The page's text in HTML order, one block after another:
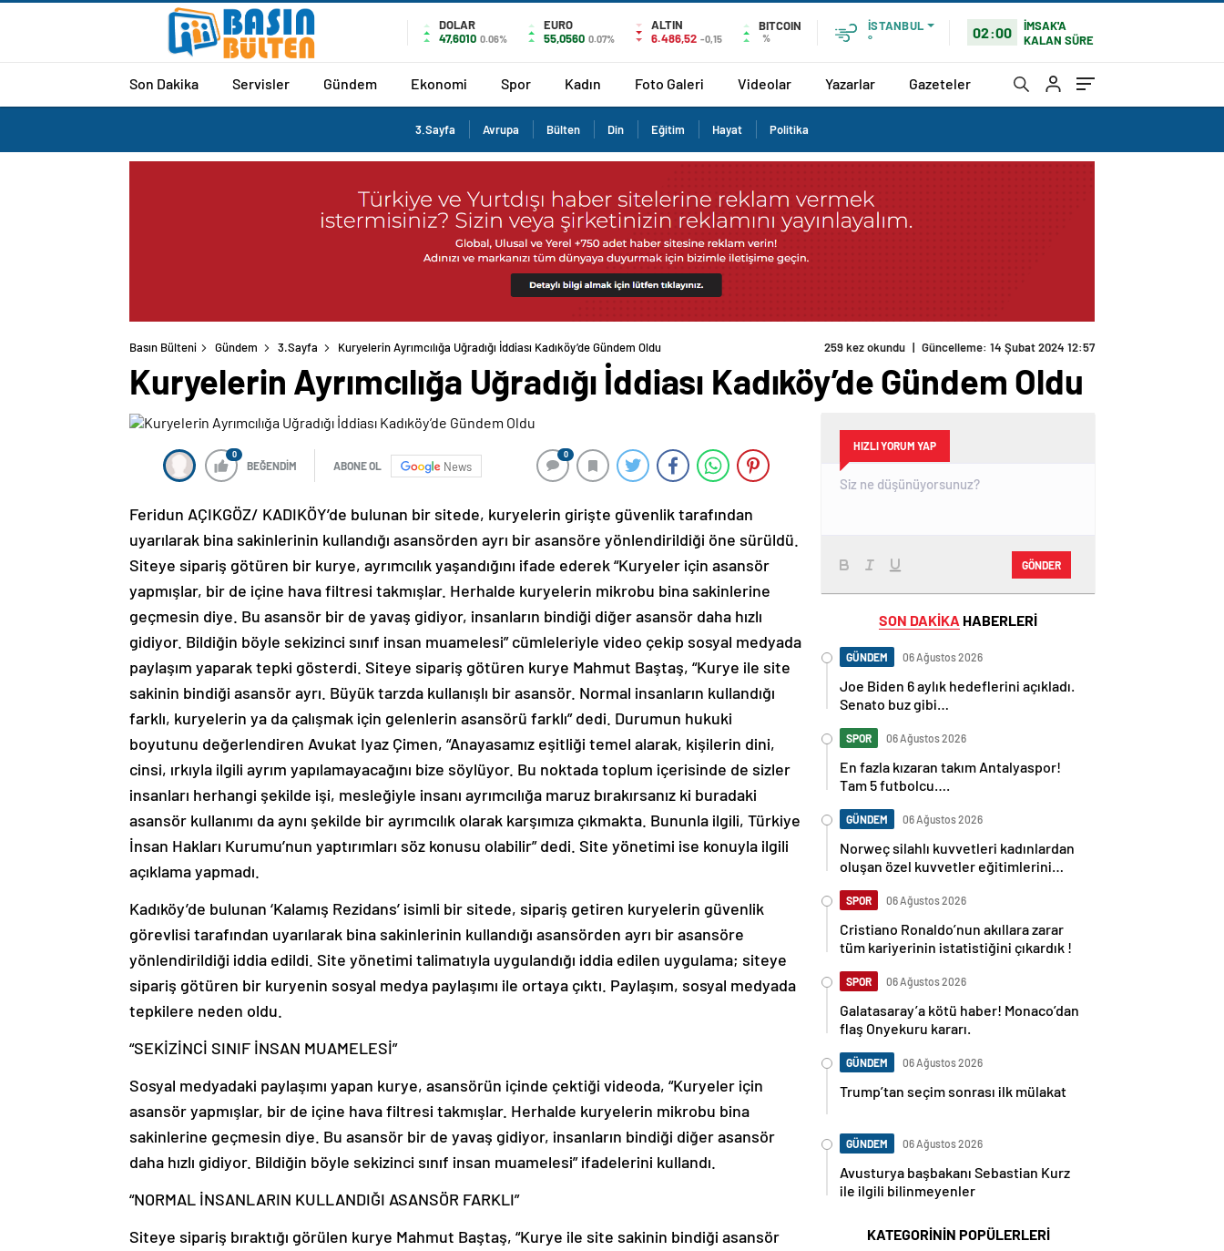
DOLAR
47,6010 0.06%
EURO
55,0560 0.07%
ALTIN
6.486,52 -0,15
BITCOIN
%
İSTANBUL
°
02:00
İMSAK'A
KALAN SÜRE
Son Dakika Servisler Gündem Ekonomi Spor Kadın Foto Galeri Videolar Yazarlar Gazeteler
3.Sayfa Avrupa Bülten Din Eğitim Hayat Politika
Basın Bülteni Gündem 3.Sayfa Kuryelerin Ayrımcılığa Uğradığı İddiası Kadıköy’de Gündem Oldu 259 kez okundu | Güncelleme: 14 Şubat 2024 12:57
Kuryelerin Ayrımcılığa Uğradığı İddiası Kadıköy’de Gündem Oldu
0
BEĞENDİM ABONE OL News
0
Feridun AÇIKGÖZ/ KADIKÖY’de bulunan bir sitede, kuryelerin girişte güvenlik tarafından
uyarılarak bina sakinlerinin kullandığı asansörden ayrı bir asansöre yönlendirildiği öne sürüldü.
Siteye sipariş götüren bir kurye, ayrımcılık yaşandığını ifade ederek “Kuryeler için asansör
yapmışlar, bir de içine hava filtresi takmışlar. Herhalde kuryelerin mikrobu bina sakinlerine
geçmesin diye. Bu asansör bir de yavaş gidiyor, insanların bindiği diğer asansör daha hızlı
gidiyor. Bildiğin böyle sekizinci sınıf insan muamelesi” cümleleriyle video çekip sosyal medyada
paylaşım yaparak tepki gösterdi. Siteye sipariş götüren kurye Mahmut Baştaş, “Kurye ile site
sakinin bindiği asansör ayrı. Büyük tarzda kullanışlı bir asansör. Normal insanların kullandığı
farklı, kuryelerin ya da çalışmak için gelenlerin asansörü farklı” dedi. Durumun hukuki
boyutunu değerlendiren Avukat Iyaz Çimen, “Anayasamız eşitliği temel alarak, kişilerin dini,
cinsi, ırkıyla ilgili ayrım yapılamayacağını bize söylüyor. Bu noktada toplum içerisinde de sizler
insanları herhangi şekilde işi, mesleğiyle insanı ayrımcılığa maruz bırakırsanız ki buradaki
asansör kullanımı da aynı şekilde bir ayrımcılık olarak karşımıza çıkmakta. Bununla ilgili, Türkiye
İnsan Hakları Kurumu’nun yaptırımları söz konusu olabilir” dedi. Site yönetimi ise konuyla ilgili
açıklama yapmadı.
Kadıköy’de bulunan ‘Kalamış Rezidans’ isimli bir sitede, sipariş getiren kuryelerin güvenlik
görevlisi tarafından uyarılarak bina sakinlerinin kullandığı asansörden ayrı bir asansöre
yönlendirildiği iddia edildi. Site yönetimi talimatıyla uygulandığı iddia edilen uygulama; siteye
sipariş götüren bir kuryenin sosyal medya paylaşımı ile ortaya çıktı. Paylaşım, sosyal medyada
tepkilere neden oldu.
“SEKİZİNCİ SINIF İNSAN MUAMELESİ”
Sosyal medyadaki paylaşımı yapan kurye, asansörün içinde çektiği videoda, “Kuryeler için
asansör yapmışlar, bir de içine hava filtresi takmışlar. Herhalde kuryelerin mikrobu bina
sakinlerine geçmesin diye. Bu asansör bir de yavaş gidiyor, insanların bindiği diğer asansör
daha hızlı gidiyor. Bildiğin böyle sekizinci sınıf insan muamelesi” ifadelerini kullandı.
“NORMAL İNSANLARIN KULLANDIĞI ASANSÖR FARKLI”
Siteye sipariş bıraktığı görülen kurye Mahmut Baştaş, “Kurye ile site sakinin bindiği asansör
HIZLI YORUM YAP
GÖNDER
SON DAKİKA HABERLERİ
GÜNDEM 06 Ağustos 2026
Joe Biden 6 aylık hedeflerini açıkladı.
Senato buz gibi…
SPOR 06 Ağustos 2026
En fazla kızaran takım Antalyaspor!
Tam 5 futbolcu….
GÜNDEM 06 Ağustos 2026
Norweç silahlı kuvvetleri kadınlardan
oluşan özel kuvvetler eğitimlerini
SPOR 06 Ağustos 2026
Cristiano Ronaldo’nun akıllara zarar
tüm kariyerinin istatistiğini çıkardık !
SPOR 06 Ağustos 2026
Galatasaray’a kötü haber! Monaco’dan
flaş Onyekuru kararı.
GÜNDEM 06 Ağustos 2026
Trump’tan seçim sonrası ilk mülakat
GÜNDEM 06 Ağustos 2026
Avusturya başbakanı Sebastian Kurz
ile ilgili bilinmeyenler
KATEGORİNİN POPÜLERLERİ